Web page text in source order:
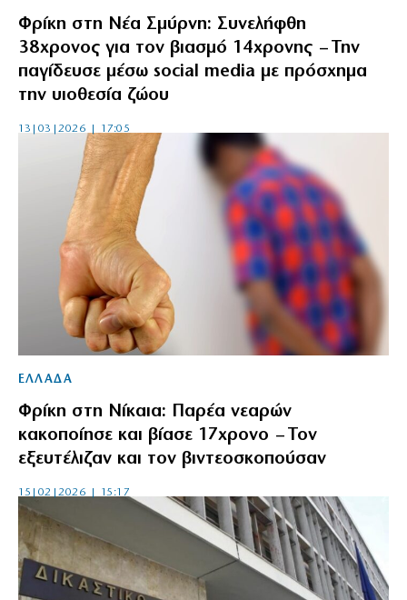
Φρίκη στη Νέα Σμύρνη: Συνελήφθη
38χρονος για τον βιασμό 14χρονης – Την
παγίδευσε μέσω social media με πρόσχημα
την υιοθεσία ζώου
13|03|2026 | 17:05
ΕΛΛΑΔΑ
Φρίκη στη Νίκαια: Παρέα νεαρών
κακοποίησε και βίασε 17χρονο – Τον
εξευτέλιζαν και τον βιντεοσκοπούσαν
15|02|2026 | 15:17